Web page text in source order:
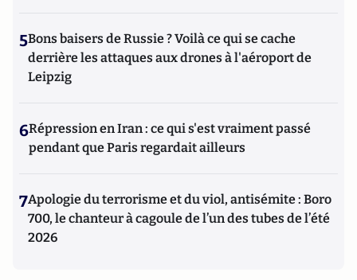
5Bons baisers de Russie ? Voilà ce qui se cache
derrière les attaques aux drones à l'aéroport de
Leipzig
6Répression en Iran : ce qui s'est vraiment passé
pendant que Paris regardait ailleurs
7Apologie du terrorisme et du viol, antisémite : Boro
700, le chanteur à cagoule de l’un des tubes de l’été
2026